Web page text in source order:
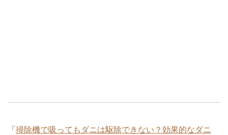
「 掃除機で吸ってもダニは駆除できない？効果的なダニ